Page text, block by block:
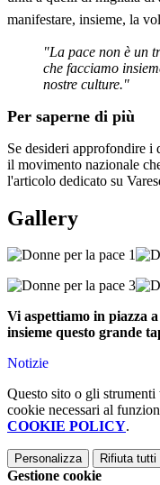
manifestare, insieme, la
"La pace non è un
che facciamo
nostre culture."
Per saperne di più
Se desideri approfondire i
il movimento nazionale
l'articolo dedicato su
Gallery
Vi aspettiamo in piazza
insieme questo grande
Notizie
Questo sito o gli
cookie necessari al
COOKIE POLICY.
Personalizza Rifiuta tutti
Gestione cookie